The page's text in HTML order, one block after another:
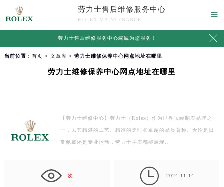
劳力士售后维修服务中心
ROLEX MAINTENANCE

劳力士售后维修服务中心竭诚为您服务！ 
当前位置： 首页 > 文章库 > 劳力士维修保养中心网点地址在哪里
劳力士维修保养中心网点地址在哪里
【劳力士维修中心】劳力士（Rolex）作为世界顶级制表品牌之
一，以其精湛的工艺、精准的走时和卓越的品质著称。无论是日
常佩戴还是专业运动，劳力士手表都能展现…
次  2024-11-14